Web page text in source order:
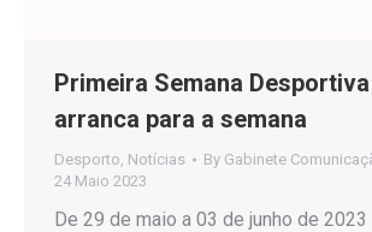
Primeira Semana
arranca para a semana
Desporto, Notícias By Gabinete
24 Maio 2023
De 29 de maio a 03 de junho de